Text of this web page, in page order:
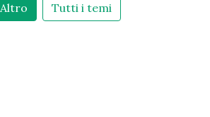
Altro Tutti i temi